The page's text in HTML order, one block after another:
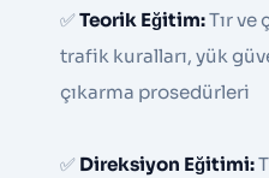
✅Teorik Eğitim:Tır ve
trafik kuralları, yük
çıkarma prosedürleri
✅ Direksiyon Eğitimi: